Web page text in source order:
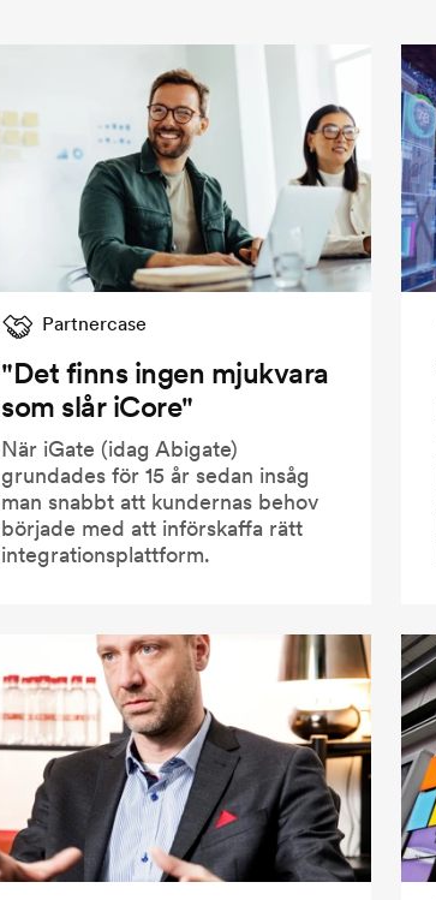
Partnercase
"Det finns ingen mjukvara
som slår iCore"
När iGate (idag Abigate)
grundades för 15 år sedan insåg
man snabbt att kundernas behov
började med att införskaffa rätt
integrationsplattform.